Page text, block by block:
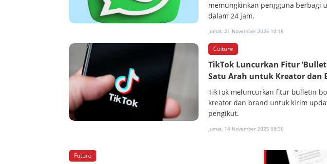
memungkinkan pengguna berbagi
dalam 24 jam.
Jumat, 21 November 2025 10:15
Culture
TikTok Luncurkan Fitur
Satu Arah untuk Kreator dan
TikTok meluncurkan fitur bulletin
kreator dan brand untuk kirim
pengikut.
Jumat, 14 November 2025 08:30
Future